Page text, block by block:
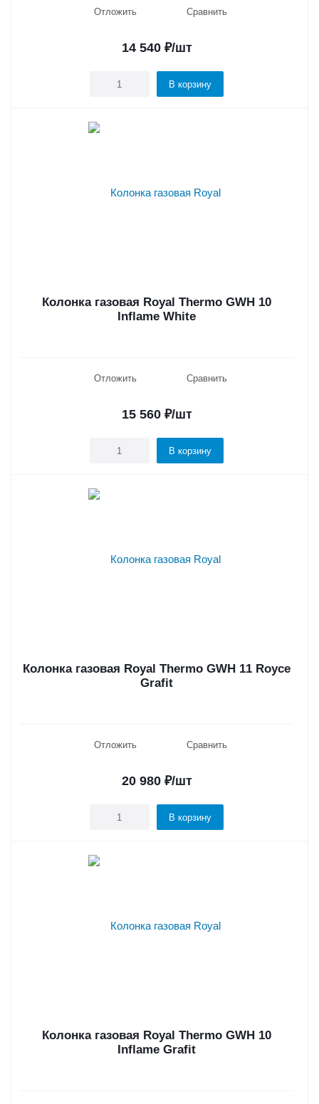
Отложить Сравнить
14 540 ₽/шт
В корзину
Колонка газовая Royal Thermo GWH 10
Inflame White
Отложить Сравнить
15 560 ₽/шт
В корзину
Колонка газовая Royal Thermo GWH 11 Royce
Grafit
Отложить Сравнить
20 980 ₽/шт
В корзину
Колонка газовая Royal Thermo GWH 10
Inflame Grafit